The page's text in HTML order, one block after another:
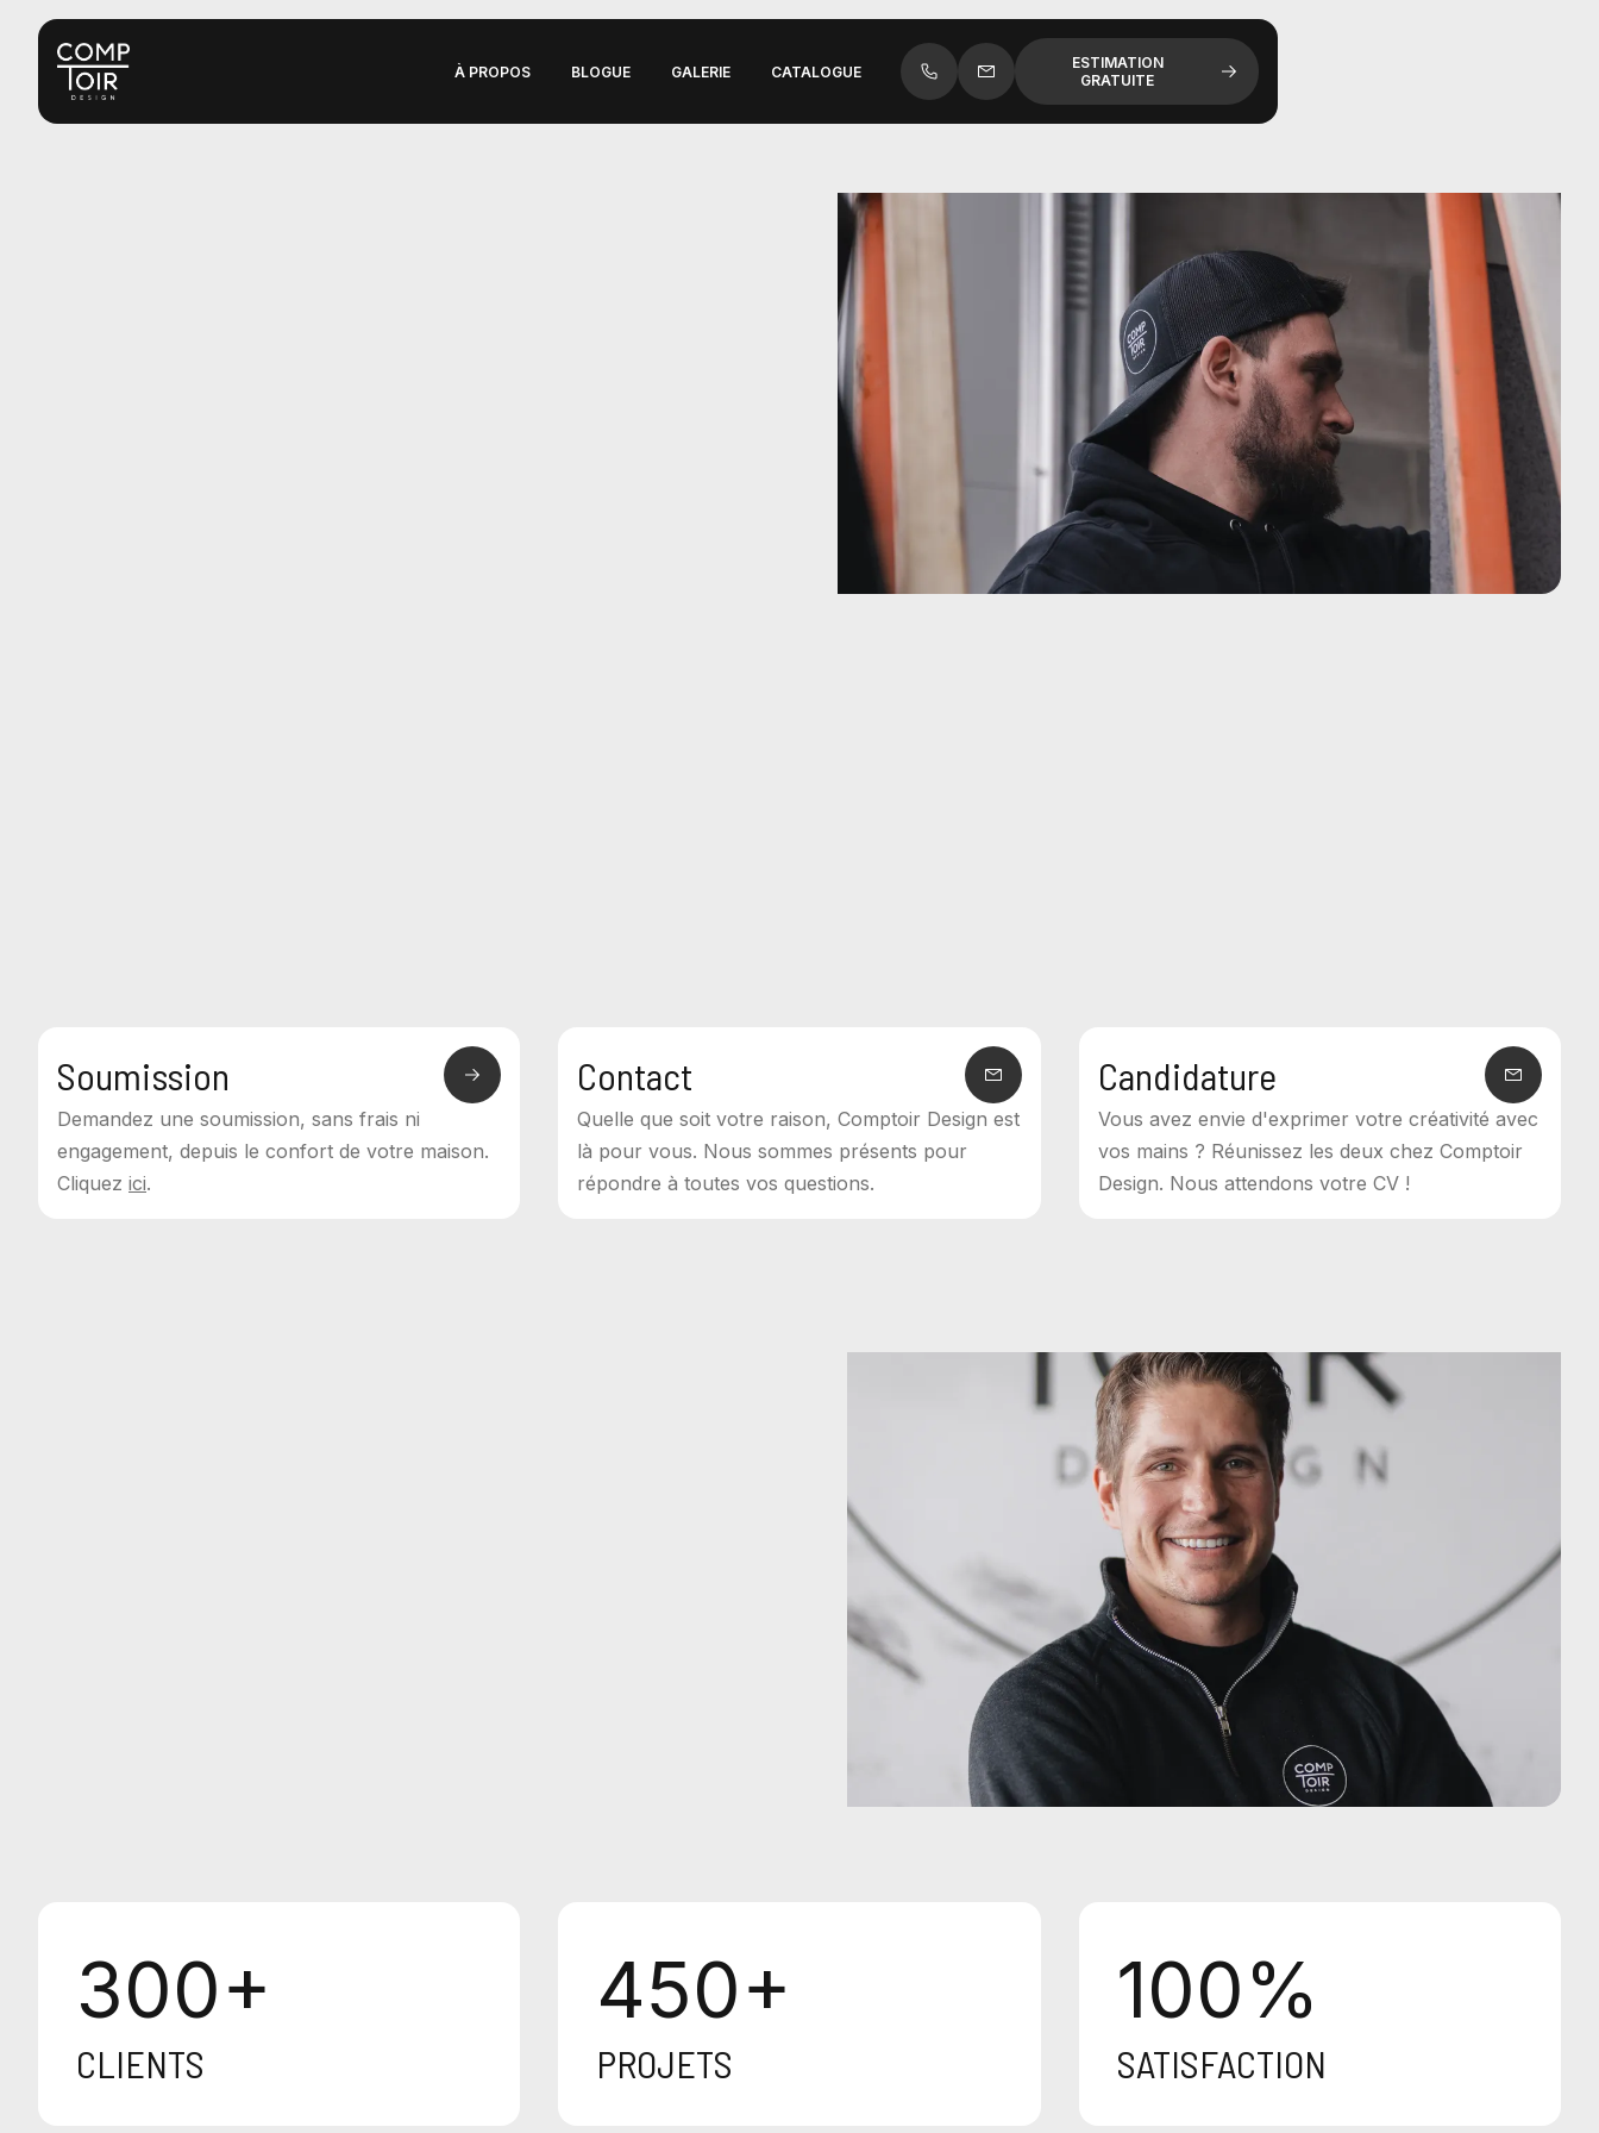
À PROPOS BLOGUE GALERIE CATALOGUE
ESTIMATION
GRATUITE
Soumission
Demandez une soumission, sans frais ni
engagement, depuis le confort de votre maison.
Cliquez ici.
Contact
Quelle que soit votre raison, Comptoir Design est
là pour vous. Nous sommes présents pour
répondre à toutes vos questions.
Candidature
Vous avez envie d'exprimer votre créativité avec
vos mains ? Réunissez les deux chez Comptoir
Design. Nous attendons votre CV !
300+
CLIENTS
450+
PROJETS
100%
SATISFACTION